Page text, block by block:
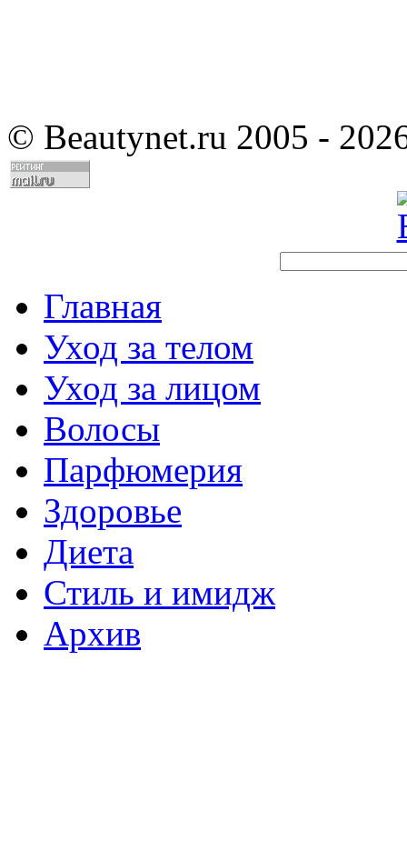
© Beautynet.ru 2005 -
Главная
Уход за телом
Уход за лицом
Волосы
Парфюмерия
Здоровье
Диета
Стиль и имидж
Архив